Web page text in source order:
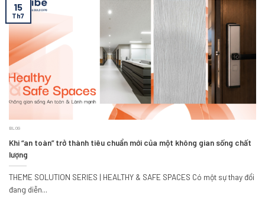
BLOG
Khi “an toàn” trở thành tiêu chuẩn mới của một không gian sống chất
lượng
THEME SOLUTION SERIES | HEALTHY & SAFE SPACES Có một sự thay đổi
đang diễn...
15
Th7